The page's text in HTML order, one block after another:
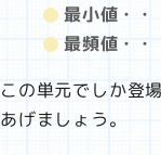
最小値・・
最頻値・・
この単元でしか登
あげましょう。